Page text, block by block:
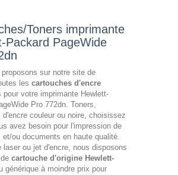
Toners imprimante
Packard PageWide
proposons sur notre site de
les cartouches d'encre
pour votre imprimante Hewlett-
Pro 772dn. Toners,
d'encre couleur ou noire, choisissez
avez besoin pour l'impression de
et/ou documents en haute qualité.
laser ou jet d'encre, nous disposons
cartouche d'origine Hewlett-
générique à moindre prix pour